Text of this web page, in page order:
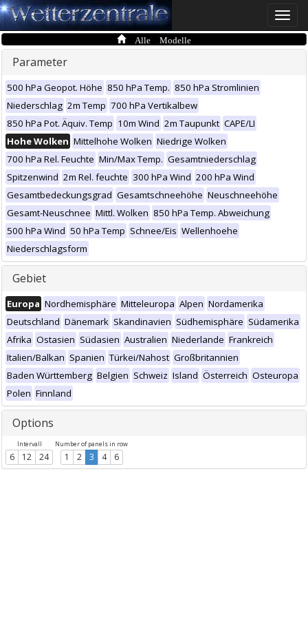
Toggle
Alle Modelle
Parameter
500 hPa Geopot. Höhe 850 hPa Temp. 850 hPa Stromlinien
Niederschlag 2m Temp 700 hPa Vertikalbew
850 hPa Pot. Äquiv. Temp 10m Wind 2m Taupunkt CAPE/LI
Hohe Wolken Mittelhohe Wolken Niedrige Wolken
700 hPa Rel. Feuchte Min/Max Temp. Gesamtniederschlag
Spitzenwind 2m Rel. feuchte 300 hPa Wind 200 hPa Wind
Gesamtbedeckungsgrad Gesamtschneehöhe Neuschneehöhe
Gesamt-Neuschnee Mittl. Wolken 850 hPa Temp. Abweichung
500 hPa Wind 50 hPa Temp Schnee/Eis Wellenhoehe
Niederschlagsform
Gebiet
Europa Nordhemisphäre Mitteleuropa Alpen Nordamerika
Deutschland Dänemark Skandinavien Südhemisphäre Südamerika
Afrika Ostasien Südasien Australien Niederlande Frankreich
Italien/Balkan Spanien Türkei/Nahost Großbritannien
Baden Württemberg Belgien Schweiz Island Österreich Osteuropa
Polen Finnland
Options
Intervall
6 12 24
Number of panels in row
1 2 3 4 6